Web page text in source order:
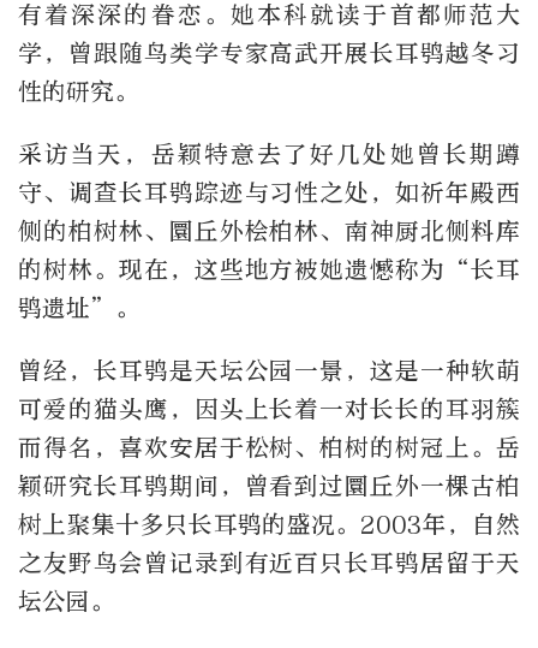
有着深深的眷恋。她本科就读于首都师范大
学，曾跟随鸟类学专家高武开展长耳鸮越冬习
性的研究。
采访当天，岳颖特意去了好几处她曾长期蹲
守、调查长耳鸮踪迹与习性之处，如祈年殿西
侧的柏树林、圜丘外桧柏林、南神厨北侧料库
的树林。现在，这些地方被她遗憾称为“长耳
鸮遗址”。
曾经，长耳鸮是天坛公园一景，这是一种软萌
可爱的猫头鹰，因头上长着一对长长的耳羽簇
而得名，喜欢安居于松树、柏树的树冠上。岳
颖研究长耳鸮期间，曾看到过圜丘外一棵古柏
树上聚集十多只长耳鸮的盛况。2003年，自然
之友野鸟会曾记录到有近百只长耳鸮居留于天
坛公园。